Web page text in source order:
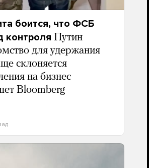
боится, что ФСБ
контроля Путин
для удержания
склоняется
на бизнес
Bloomberg